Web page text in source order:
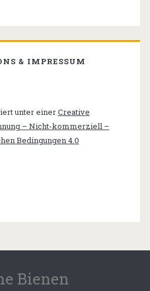
& IMPRESSUM
unter einerCreative
– Nicht-kommerziell –
Bedingungen 4.0
Bienen